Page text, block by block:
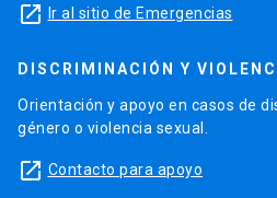
launch Ir al sitio de Emergencias
DISCRIMINACIÓN Y
Orientación y apoyo en casos de
género o violencia sexual.
launch Contacto para apoyo